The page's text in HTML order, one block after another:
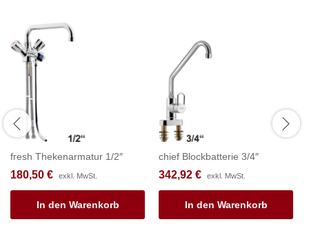
fresh Thekenarmatur 1/2″
180,50 € exkl. MwSt.
In den Warenkorb
chief Blockbatterie 3/4″
342,92 € exkl. MwSt.
In den Warenkorb